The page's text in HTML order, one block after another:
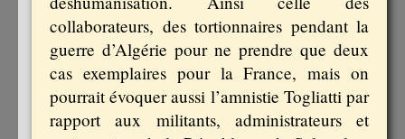
collaborateurs, des tortionnaires pendant la
guerre d’Algérie pour ne prendre que deux
cas exemplaires pour la France, mais on
pourrait évoquer aussi l’amnistie Togliatti par
rapport aux militants, administrateurs et